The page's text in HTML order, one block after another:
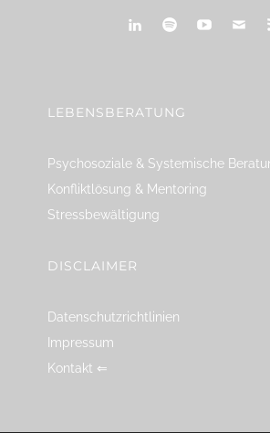
LEBENSBERATUNG
Psychosoziale & Systemische
Konfliktlösung & Mentoring
Stressbewältigung
DISCLAIMER
Datenschutzrichtlinien
Impressum
Kontakt ⇐